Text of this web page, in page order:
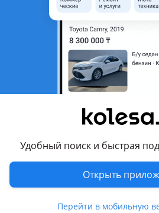
Удобный поиск и быстрая
Открыть
Перейти в мобильную
Оригинальность
Комментарий продавца
Огромный выбор ассотримента по
автомобиля. Имеются новые и б/у
Поможем собрать, укомплектовать
заказу кузовные части от MOBIS на
доставки 10 дней, авиа доставка
Принимаем и отправляем заказы по